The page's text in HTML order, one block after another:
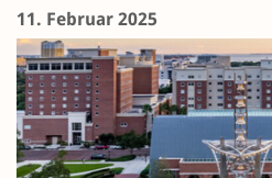
11. Februar 2025